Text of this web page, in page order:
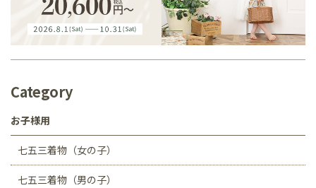
Category
お子様用
七五三着物（女の子）
七五三着物（男の子）